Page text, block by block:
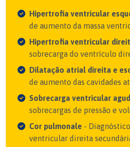
Hipertrofia ventricular
de aumento da massa
Hipertrofia ventricular
sobrecarga do ventrículo
Dilatação atrial direita e
de aumento das cavidades
Sobrecarga ventricular
sobrecargas de pressão e
Cor pulmonale -
ventricular direita